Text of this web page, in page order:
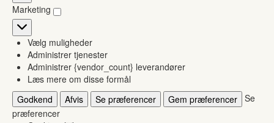
Marketing
Marketing
Vælg muligheder
Administrer tjenester
Administrer {vendor_count} leverandører
Læs mere om disse formål
Godkend
Afvis Se præferencer Gem præferencer Se
præferencer